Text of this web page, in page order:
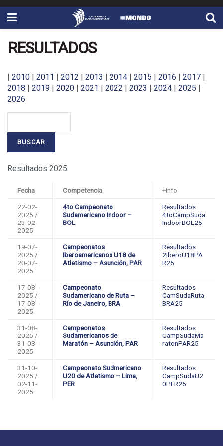
RESULTADOS
| 2010 | 2011 | 2012 | 2013 | 2014 | 2015 | 2016 | 2017 |
2018 | 2019 | 2020 | 2021 | 2022 | 2023 | 2024 | 2025 |
2026
Resultados 2025
Fecha Competencia +info
22-02-
2025 /
23-02-
2025
4to Campeonato
Sudamericano Indoor –
BOL
Resultados
4toCampSuda
IndoorBOL25
19-07-
2025 /
20-07-
2025
Campeonatos
Iberoamericanos U18 de
Atletismo – Asunción, PAR
Resultados
2IberoU18PA
R25
17-08-
2025 /
17-08-
2025
Campeonato
Sudamericano de Ruta –
Río de Janeiro, BRA
Resultados
CamSudaRuta
BRA25
31-08-
2025 /
31-08-
2025
Campeonatos
Sudamericanos de
Maratón – Asunción, PAR
Resultados
CampSudaMa
ratonPAR25
31-10-
2025 /
02-11-
2025
Campeonato Sudmericano
U20 de Atletismo – Lima,
PER
Resultados
CampSudaU2
0PER25